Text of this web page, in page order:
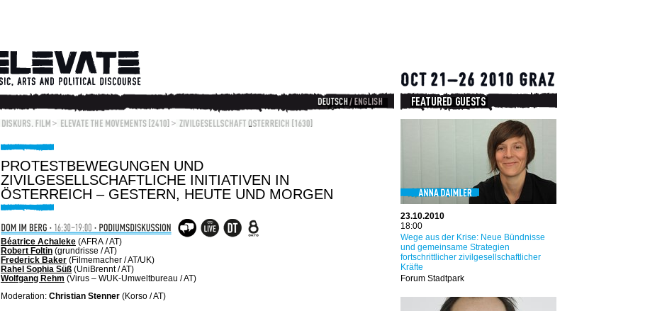
PROTESTBEWEGUNGEN UND
ZIVILGESELLSCHAFTLICHE INITIATIVEN IN
ÖSTERREICH – GESTERN, HEUTE UND MORGEN
Béatrice Achaleke (AFRA / AT)
Robert Foltin (grundrisse / AT)
Frederick Baker (Filmemacher / AT/UK)
Rahel Sophia Süß (UniBrennt / AT)
Wolfgang Rehm (Virus – WUK-Umweltbureau / AT)
Moderation: Christian Stenner (Korso / AT)
23.10.2010
18:00
Wege aus der Krise: Neue Bündnisse
und gemeinsame Strategien
fortschrittlicher zivilgesellschaftlicher
Kräfte
Forum Stadtpark